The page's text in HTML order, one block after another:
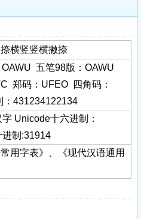
横竖竖横撇捺
五笔98版：OAWU
郑码：UFEO 四角码：
431234122134
Unicode十六进制：
进制:31914
常用字表》、《现代汉语通用